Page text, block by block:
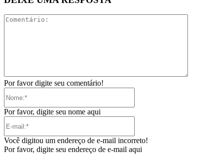
Por favor digite seu comentário!
Por favor, digite seu nome aqui
Você digitou um endereço de e-mail incorreto!
Por favor, digite seu endereço de e-mail aqui